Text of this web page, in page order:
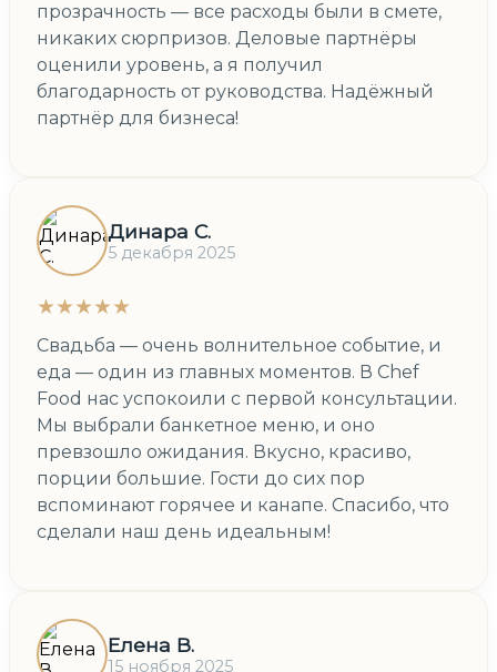
прозрачность — все расходы были в смете,
никаких сюрпризов. Деловые партнёры
оценили уровень, а я получил
благодарность от руководства. Надёжный
партнёр для бизнеса!
Динара С.
5 декабря 2025
★★★★★
Свадьба — очень волнительное событие, и
еда — один из главных моментов. В Chef
Food нас успокоили с первой консультации.
Мы выбрали банкетное меню, и оно
превзошло ожидания. Вкусно, красиво,
порции большие. Гости до сих пор
вспоминают горячее и канапе. Спасибо, что
сделали наш день идеальным!
Елена В.
15 ноября 2025